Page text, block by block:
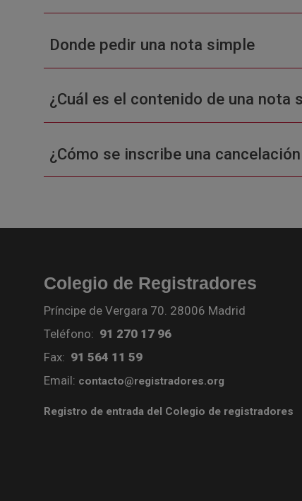
Donde pedir una nota simple
¿Cuál es el contenido de una
¿Cómo se inscribe una
Colegio de Registradores
Príncipe de Vergara 70. 28006 Madrid
Teléfono: 91 270 17 96
Fax: 91 564 11 59
Email: contacto@registradores.org
Registro de entrada del Colegio de registradores